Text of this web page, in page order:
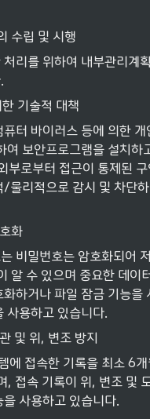
수립 및 시행
리를 위하여 내부관리계
기술적 대책
퓨터 바이러스 등에 의한 개
여 보안프로그램을 설치하
부로부터 접근이 통제된
물리적으로 감시 및 차단하
화
비밀번호는 암호화되어
알 수 있으며 중요한 데이
화하거나 파일 잠금 기능을
사용하고 있습니다.
및 위, 변조 방지
에 접속한 기록을 최소 6개
, 접속 기록이 위, 변조 및
사용하고 있습니다.